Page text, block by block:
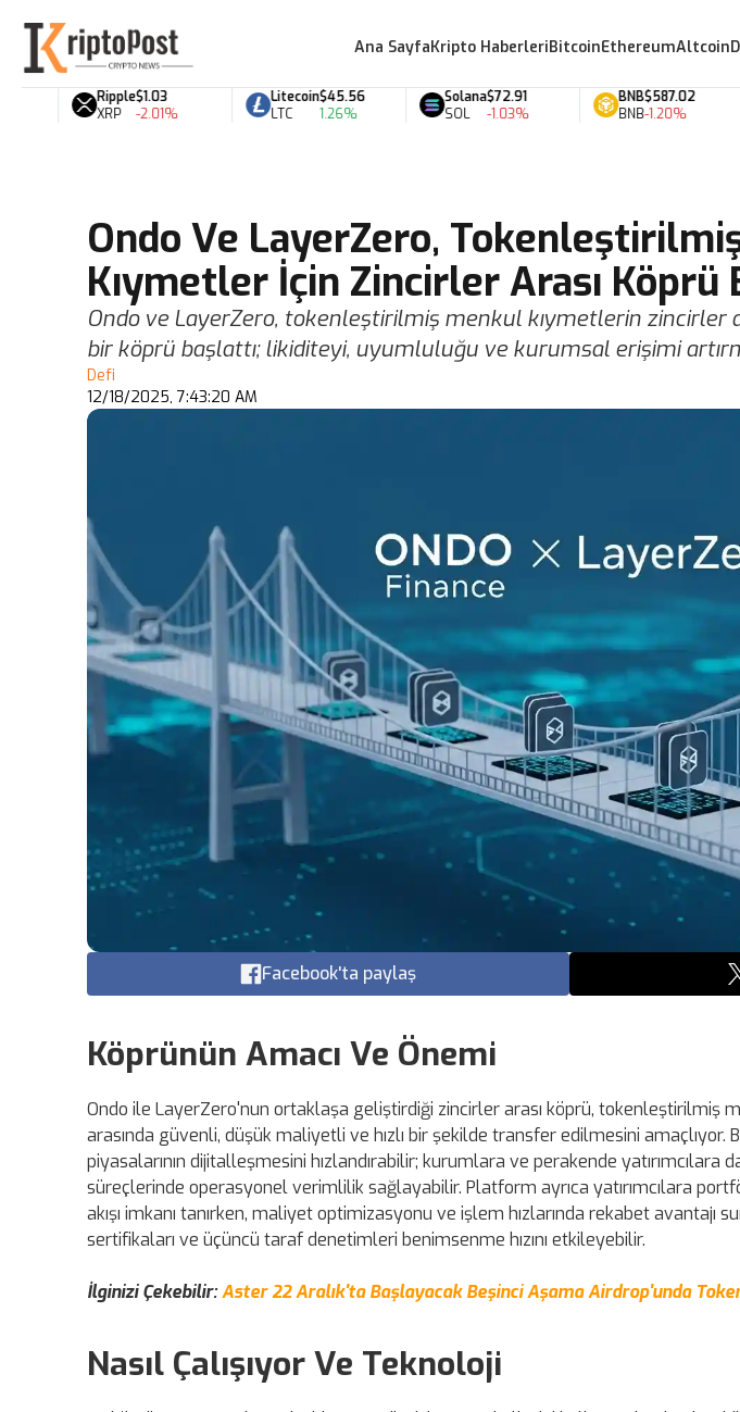
Ana SayfaKripto HaberleriBitcoinEthereumAltcoin
Ripple
XRP
$1.03
-2.01%
Litecoin
LTC
$45.56
1.26%
Solana
SOL
$72.91
-1.03%
BNB
BNB
$587.02
-1.20%
Ondo Ve LayerZero,
Kıymetler İçin Zincirler Arası Köprü
Ondo ve LayerZero, tokenleştirilmiş menkul kıymetlerin zincirler
bir köprü başlattı; likiditeyi, uyumluluğu ve kurumsal erişimi
Defi
12/18/2025, 7:43:20 AM
Facebook'ta paylaş
Köprünün Amacı Ve Önemi
Ondo ile LayerZero'nun ortaklaşa geliştirdiği zincirler arası köprü, tokenleştirilmiş
arasında güvenli, düşük maliyetli ve hızlı bir şekilde transfer edilmesini amaçlıyor.
piyasalarının dijitalleşmesini hızlandırabilir; kurumlara ve perakende
süreçlerinde operasyonel verimlilik sağlayabilir. Platform ayrıca yatırımcılara
akışı imkanı tanırken, maliyet optimizasyonu ve işlem hızlarında rekabet avantajı
sertifikaları ve üçüncü taraf denetimleri benimsenme hızını etkileyebilir.
İlginizi Çekebilir:Aster 22 Aralık'ta Başlayacak Beşinci Aşama Airdrop'unda Token
Nasıl Çalışıyor Ve Teknoloji